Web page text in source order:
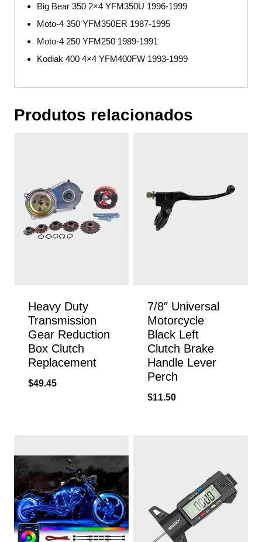
Big Bear 350 2×4 YFM350U 1996-1999
Moto-4 350 YFM350ER 1987-1995
Moto-4 250 YFM250 1989-1991
Kodiak 400 4×4 YFM400FW 1993-1999
Produtos relacionados
Heavy Duty
Transmission
Gear Reduction
Box Clutch
Replacement
$49.45
7/8″ Universal
Motorcycle
Black Left
Clutch Brake
Handle Lever
Perch
$11.50